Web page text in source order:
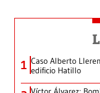
1 Caso Alberto
edificio Hatillo